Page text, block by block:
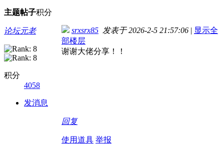
主题帖子积分
论坛元老
积分
4058
发消息
srxsrx85 发表于 2026-2-5 21:57:06 | 显示全
部楼层
谢谢大佬分享！！
回复
使用道具 举报